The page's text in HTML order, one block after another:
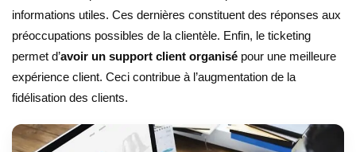
informations utiles. Ces dernières constituent des réponses aux
préoccupations possibles de la clientèle. Enfin, le ticketing
permet d’avoir un support client organisé pour une meilleure
expérience client. Ceci contribue à l’augmentation de la
fidélisation des clients.